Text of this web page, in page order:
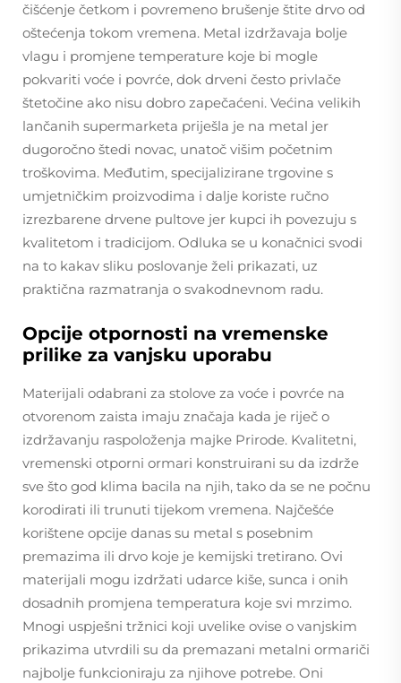
čišćenje četkom i povremeno brušenje štite drvo od
oštećenja tokom vremena. Metal izdržavaja bolje
vlagu i promjene temperature koje bi mogle
pokvariti voće i povrće, dok drveni često privlače
štetočine ako nisu dobro zapečaćeni. Većina velikih
lančanih supermarketa priješla je na metal jer
dugoročno štedi novac, unatoč višim početnim
troškovima. Međutim, specijalizirane trgovine s
umjetničkim proizvodima i dalje koriste ručno
izrezbarene drvene pultove jer kupci ih povezuju s
kvalitetom i tradicijom. Odluka se u konačnici svodi
na to kakav sliku poslovanje želi prikazati, uz
praktična razmatranja o svakodnevnom radu.
Opcije otpornosti na vremenske
prilike za vanjsku uporabu
Materijali odabrani za stolove za voće i povrće na
otvorenom zaista imaju značaja kada je riječ o
izdržavanju raspoloženja majke Prirode. Kvalitetni,
vremenski otporni ormari konstruirani su da izdrže
sve što god klima bacila na njih, tako da se ne počnu
korodirati ili trunuti tijekom vremena. Najčešće
korištene opcije danas su metal s posebnim
premazima ili drvo koje je kemijski tretirano. Ovi
materijali mogu izdržati udarce kiše, sunca i onih
dosadnih promjena temperatura koje svi mrzimo.
Mnogi uspješni tržnici koji uvelike ovise o vanjskim
prikazima utvrdili su da premazani metalni ormariči
najbolje funkcioniraju za njihove potrebe. Oni